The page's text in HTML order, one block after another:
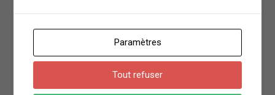
multicolores se sont élancés depuis le col d’Azet au-
dessus de Loudenvielle. On distingue plusieurs
domaines skiables : Super-Bagnères,
Peyragude/Peyresourde, Val Louron, Saint-Lary (et
peut-être même Piau Engaly ?)
Paramètres
Tout refuser